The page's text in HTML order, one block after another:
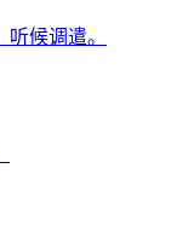
候调遣。